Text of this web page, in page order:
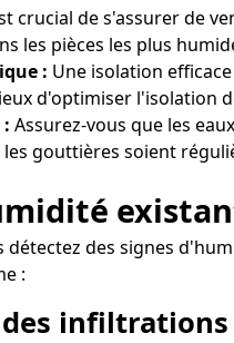
crucial de s'assurer de
les pièces les plus
: Une isolation
d'optimiser l'isolation
Assurez-vous que les
gouttières soient
détectez des signes
:
infiltrations